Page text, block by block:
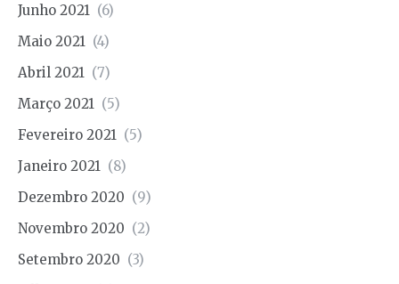
Junho 2021 (6)
Maio 2021 (4)
Abril 2021 (7)
Março 2021 (5)
Fevereiro 2021 (5)
Janeiro 2021 (8)
Dezembro 2020 (9)
Novembro 2020 (2)
Setembro 2020 (3)